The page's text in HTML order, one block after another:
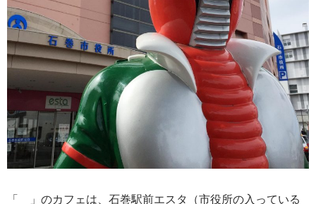
「 」のカフェは、石巻駅前エスタ（市役所の入っている